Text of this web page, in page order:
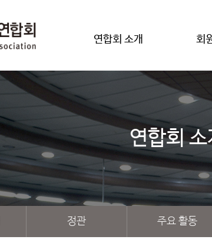
연합회 소개 회
연합회 소
정관 주요 활동